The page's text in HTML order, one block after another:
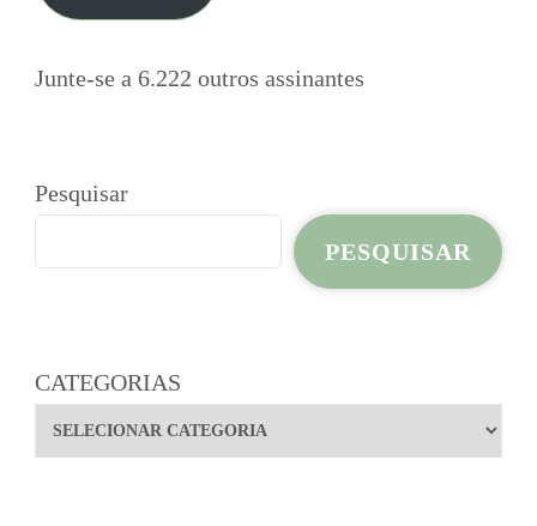
Junte-se a 6.222 outros assinantes
Pesquisar
PESQUISAR
CATEGORIAS